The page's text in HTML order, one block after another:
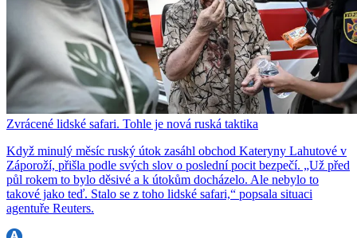
Zvrácené lidské safari. Tohle je nová ruská taktika
Když minulý měsíc ruský útok zasáhl obchod Kateryny Lahutové v
Záporoží, přišla podle svých slov o poslední pocit bezpečí. „Už před
půl rokem to bylo děsivé a k útokům docházelo. Ale nebylo to
takové jako teď. Stalo se z toho lidské safari,“ popsala situaci
agentuře Reuters.